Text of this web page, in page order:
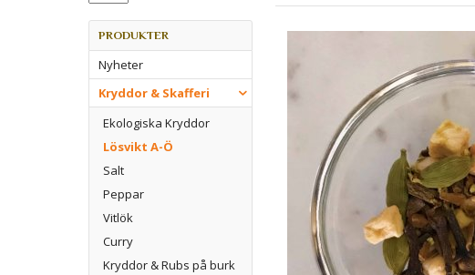
PRODUKTER
Nyheter
Kryddor & Skafferi
Ekologiska Kryddor
Lösvikt A-Ö
Salt
Peppar
Vitlök
Curry
Kryddor & Rubs på burk